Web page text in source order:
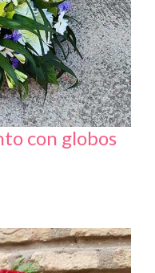
con globos